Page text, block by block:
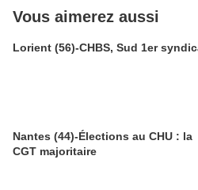
Vous aimerez aussi
Lorient (56)-CHBS, Sud 1er
Nantes (44)-Élections au CHU : la
CGT majoritaire